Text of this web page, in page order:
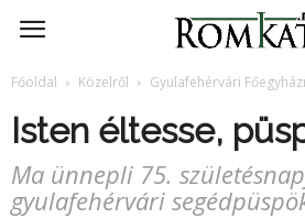
RomKat.ro
Főoldal Közelről Gyulafehérvári
Isten éltesse,
Ma ünnepli 75.
gyulafehérvári